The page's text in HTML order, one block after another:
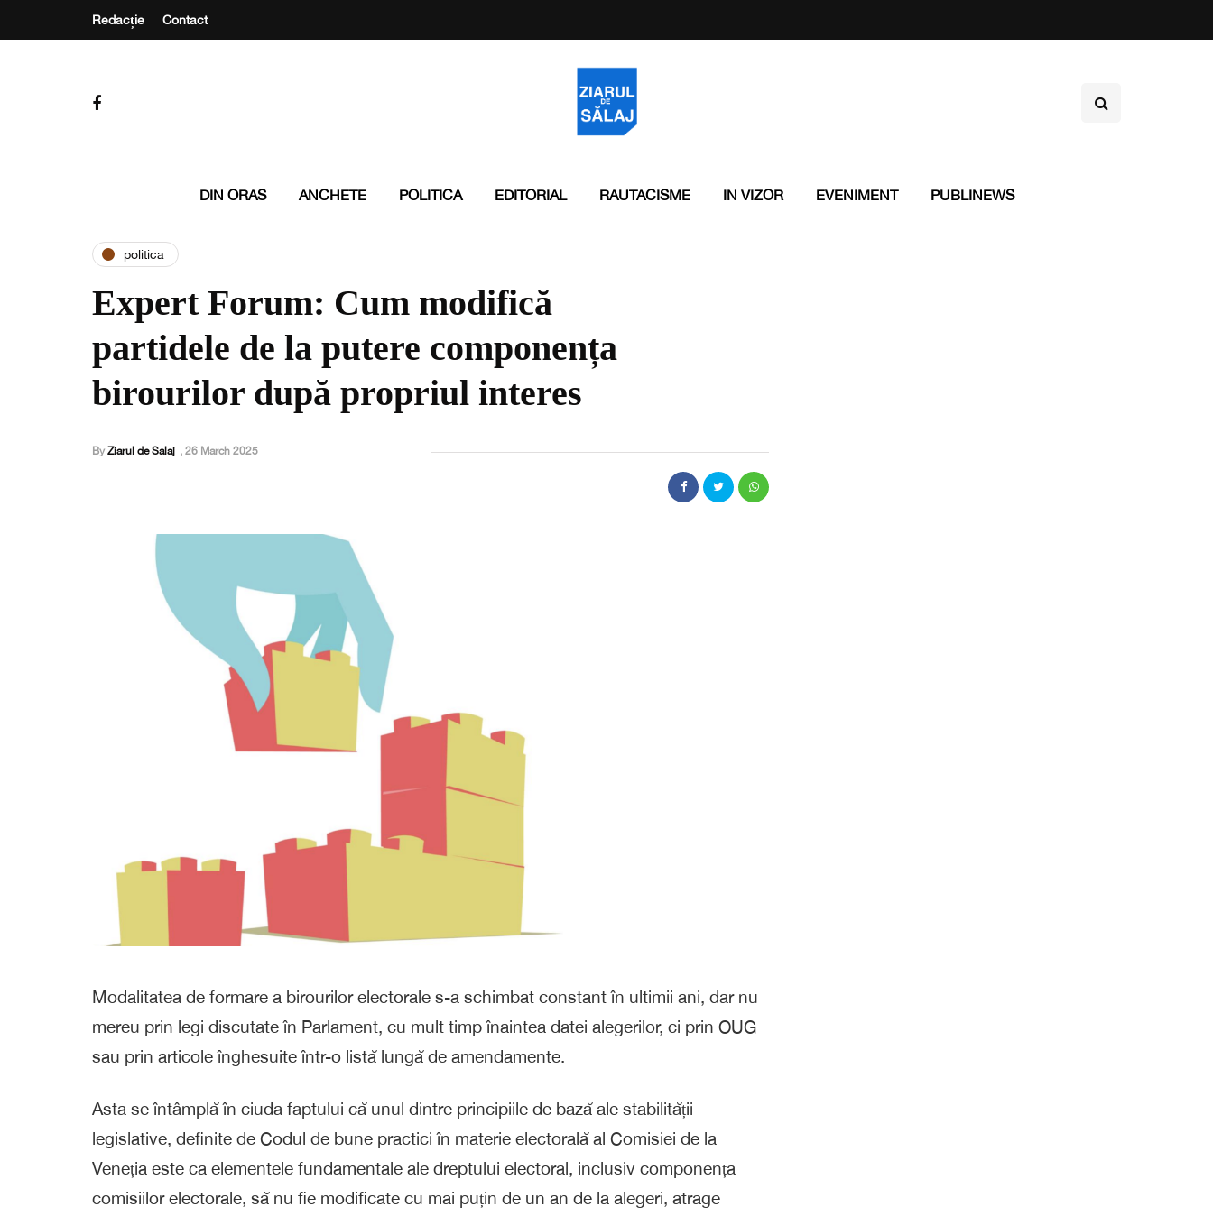
Redacție Contact
DIN ORAS ANCHETE POLITICA EDITORIAL RAUTACISME IN VIZOR EVENIMENT PUBLINEWS
politica
Expert Forum: Cum modifică
partidele de la putere componența
birourilor după propriul interes
By Ziarul de Salaj , 26 March 2025
Modalitatea de formare a birourilor electorale s-a schimbat constant în ultimii ani, dar nu
mereu prin legi discutate în Parlament, cu mult timp înaintea datei alegerilor, ci prin OUG
sau prin articole înghesuite într-o listă lungă de amendamente.
Asta se întâmplă în ciuda faptului că unul dintre principiile de bază ale stabilității
legislative, definite de Codul de bune practici în materie electorală al Comisiei de la
Veneția este ca elementele fundamentale ale dreptului electoral, inclusiv componența
comisiilor electorale, să nu fie modificate cu mai puțin de un an de la alegeri, atrage